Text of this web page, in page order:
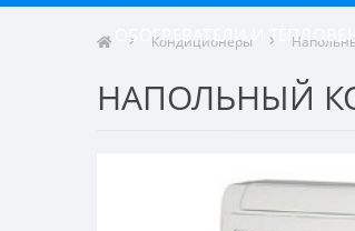
ОБОГРЕВАТЕЛИ И
Кондиционеры
НАПОЛЬНЫЙ